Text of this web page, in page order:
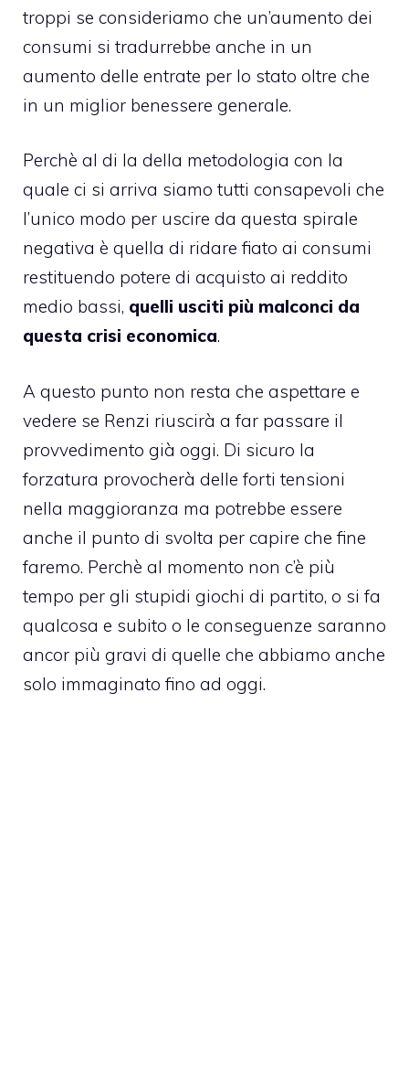
troppi se consideriamo che un’aumento dei
consumi si tradurrebbe anche in un
aumento delle entrate per lo stato oltre che
in un miglior benessere generale.
Perchè al di la della metodologia con la
quale ci si arriva siamo tutti consapevoli che
l’unico modo per uscire da questa spirale
negativa è quella di ridare fiato ai consumi
restituendo potere di acquisto ai reddito
medio bassi, quelli usciti più malconci da
questa crisi economica.
A questo punto non resta che aspettare e
vedere se Renzi riuscirà a far passare il
provvedimento già oggi. Di sicuro la
forzatura provocherà delle forti tensioni
nella maggioranza ma potrebbe essere
anche il punto di svolta per capire che fine
faremo. Perchè al momento non c’è più
tempo per gli stupidi giochi di partito, o si fa
qualcosa e subito o le conseguenze saranno
ancor più gravi di quelle che abbiamo anche
solo immaginato fino ad oggi.